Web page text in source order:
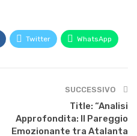
Twitter WhatsApp
SUCCESSIVO
Title: “Analisi
Approfondita: Il Pareggio
Emozionante tra Atalanta